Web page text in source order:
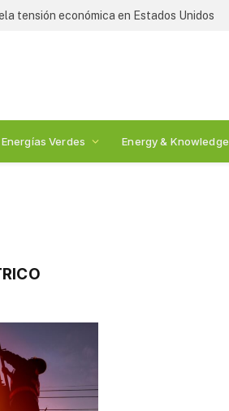
tensión económica en Estados Unidos
Energías Verdes Energy & Knowledge